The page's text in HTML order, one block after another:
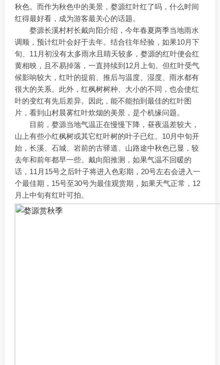
秋色。而作为秋色中的美景，婺源红叶红了吗，什么时间
红得最好看，成为游客最关心的话题。
婺源长溪村村长戴向阳介绍，今年春夏两季当地雨水
调顺，预计红叶会好于去年。结合往年经验，如果10月下
旬、11月初没有太多雨水且睛天较多，婺源的红叶便会红
黄相映，且不易掉落，一直持续到12月上旬。但红叶受气
候影响较大，红叶的提前、推后与温度、湿度、雨水都有
很大的关系。此外，红枫树树种、大小的不同，也会使红
叶的变红有先后差异。因此，能不能拍到最佳的红叶图
片，看到山村晨雾红叶炊烟的美景，是个机缘问题。
目前，婺源当地气温正在慢慢下降，昼夜温差较大，
山上有些小红枫树或其它红叶树的叶子已红。10月中旬开
始，长溪、石城、岩前的古驿道、山路途中秋色已显，较
去年和前年都早一些。戴向阳推测，如果气温不回暖的
话，11月15号之后叶子将进入色彩期，20号左右会进入一
个最佳期，15号至30号为最佳观赏期，如果天气正常，12
月上中旬有红叶可拍。